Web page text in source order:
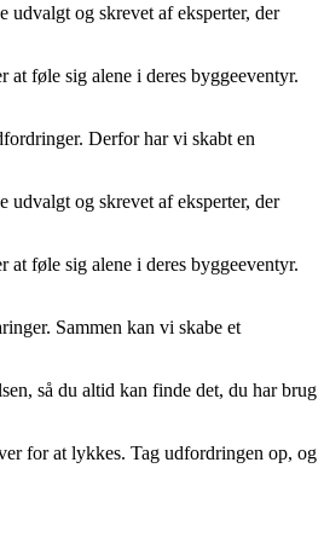
og skrevet af eksperter, der
føle sig alene i deres byggeeventyr.
Derfor har vi skabt en
og skrevet af eksperter, der
føle sig alene i deres byggeeventyr.
Sammen kan vi skabe et
så du altid kan finde det, du har brug
for at lykkes. Tag udfordringen op, og